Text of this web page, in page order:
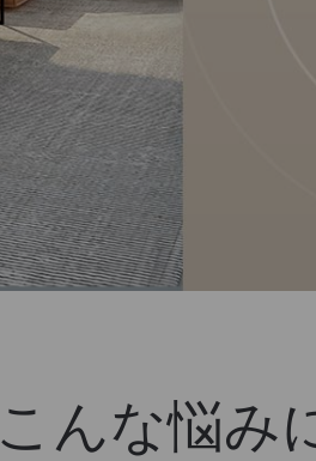
こんな悩み